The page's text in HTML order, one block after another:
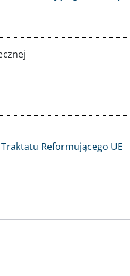
Reformującego UE